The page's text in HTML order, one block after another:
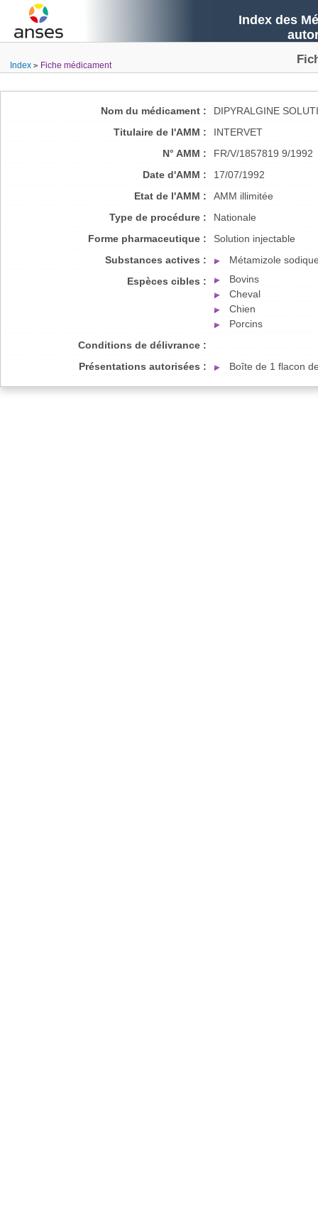
Index des
Index Fiche médicament
Nom du médicament :
DIPYRALGINE
Titulaire de l'AMM :
INTERVET
N° AMM :
FR/V/1857819 9/1992
Date d'AMM :
17/07/1992
Etat de l'AMM :
AMM illimitée
Type de procédure :
Nationale
Forme pharmaceutique :
Solution injectable
Substances actives :
Métamizole
Espèces cibles :
Bovins
Cheval
Chien
Porcins
Conditions de délivrance :
Présentations autorisées :
Boîte de 1 flacon